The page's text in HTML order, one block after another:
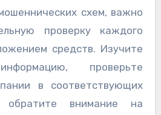
схем, важно
проверку каждого
средств. Изучите
проверьте
в соответствующих
обратите внимание на